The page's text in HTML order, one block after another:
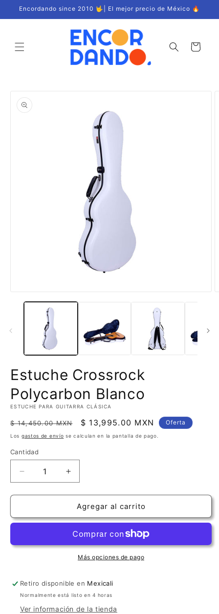
directamente
al contenido
Encordando since 2010 🤟| El mejor precio de México 🔥
Carrito
directamente
información
Abrir
elemento
una
Estuche Crossrock
Polycarbon Blanco
ESTUCHE PARA GUITARRA CLÁSICA
Precio
habitual
$ 14,450.00 MXN
Precio
de
$ 13,995.00 MXN Oferta
Los gastos de envío se calculan en la pantalla de pago.
Cantidad
Cantidad
Reducir
cantidad
para
Crossrock
Aumentar
cantidad
para
Estuche
Crossrock
Blanco
Agregar al carrito
Más opciones de pago
Retiro disponible en Mexicali
Normalmente está listo en 4 horas
Ver información de la tienda